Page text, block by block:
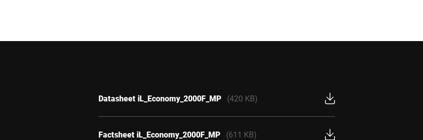
Datasheet iL_Economy_2000F_MP (420 KB)
Factsheet iL_Economy_2000F_MP (611 KB)